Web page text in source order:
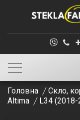
Головна Скло,
Altima
L34